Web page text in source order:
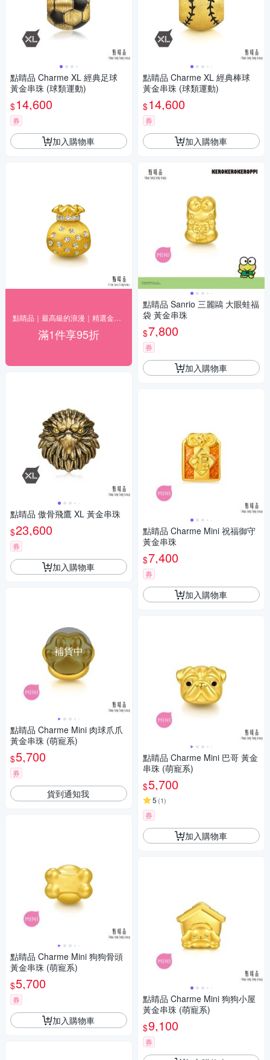
點睛品 Charme XL 經典足球
黃金串珠 (球類運動)
$14,600
券
加入購物車
滿1件享95折
點睛品 傲骨飛鷹 XL 黃金串珠
$23,600
券
加入購物車
補貨中
點睛品 Charme Mini 肉球爪爪
黃金串珠 (萌寵系)
$5,700
券
貨到通知我
點睛品 Charme Mini 狗狗骨頭
黃金串珠 (萌寵系)
$5,700
券
加入購物車
點睛品 Charme XL 經典棒球
黃金串珠 (球類運動)
$14,600
券
加入購物車
點睛品 Sanrio 三麗鷗 大眼蛙福
袋 黃金串珠
$7,800
券
加入購物車
點睛品 Charme Mini 祝福御守
黃金串珠
$7,400
券
加入購物車
點睛品 Charme Mini 巴哥 黃金
串珠 (萌寵系)
$5,700
5 (1)
券
加入購物車
點睛品 Charme Mini 狗狗小屋
黃金串珠 (萌寵系)
$9,100
券